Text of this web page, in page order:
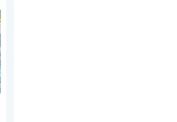
. . miércoles, 29 de julio de 2026
. . martes, 28 de julio de 2026